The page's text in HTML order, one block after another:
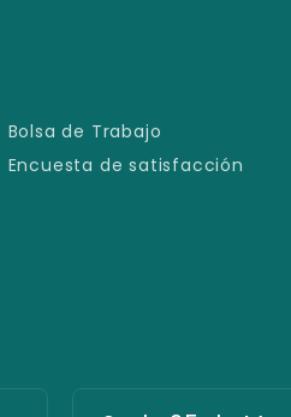
Bolsa de Trabajo
Encuesta de satisfacción